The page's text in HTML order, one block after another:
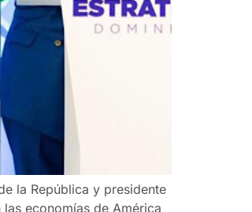
la República y presidente
economías de América